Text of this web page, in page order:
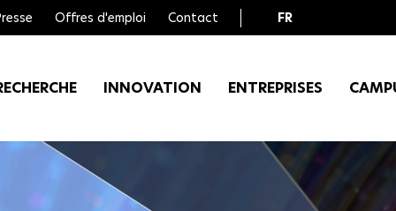
Offres d'emploi Contact FR
INNOVATION ENTREPRISES